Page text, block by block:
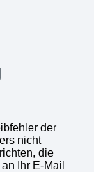
der
nicht
die
Ihr E-Mail